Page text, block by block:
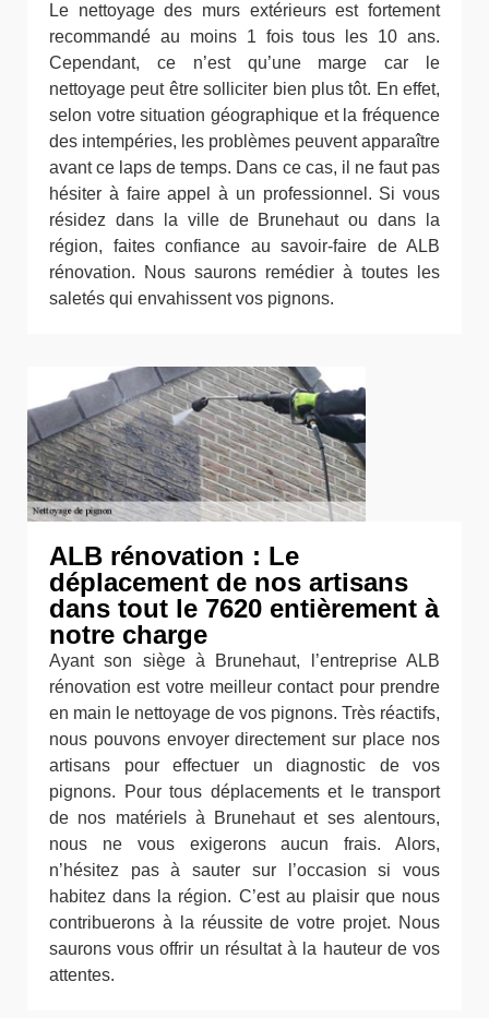
Le nettoyage des murs extérieurs est fortement
recommandé au moins 1 fois tous les 10 ans.
Cependant, ce n’est qu’une marge car le
nettoyage peut être solliciter bien plus tôt. En effet,
selon votre situation géographique et la fréquence
des intempéries, les problèmes peuvent apparaître
avant ce laps de temps. Dans ce cas, il ne faut pas
hésiter à faire appel à un professionnel. Si vous
résidez dans la ville de Brunehaut ou dans la
région, faites confiance au savoir-faire de ALB
rénovation. Nous saurons remédier à toutes les
saletés qui envahissent vos pignons.
ALB rénovation : Le
déplacement de nos artisans
dans tout le 7620 entièrement à
notre charge
Ayant son siège à Brunehaut, l’entreprise ALB
rénovation est votre meilleur contact pour prendre
en main le nettoyage de vos pignons. Très réactifs,
nous pouvons envoyer directement sur place nos
artisans pour effectuer un diagnostic de vos
pignons. Pour tous déplacements et le transport
de nos matériels à Brunehaut et ses alentours,
nous ne vous exigerons aucun frais. Alors,
n’hésitez pas à sauter sur l’occasion si vous
habitez dans la région. C’est au plaisir que nous
contribuerons à la réussite de votre projet. Nous
saurons vous offrir un résultat à la hauteur de vos
attentes.